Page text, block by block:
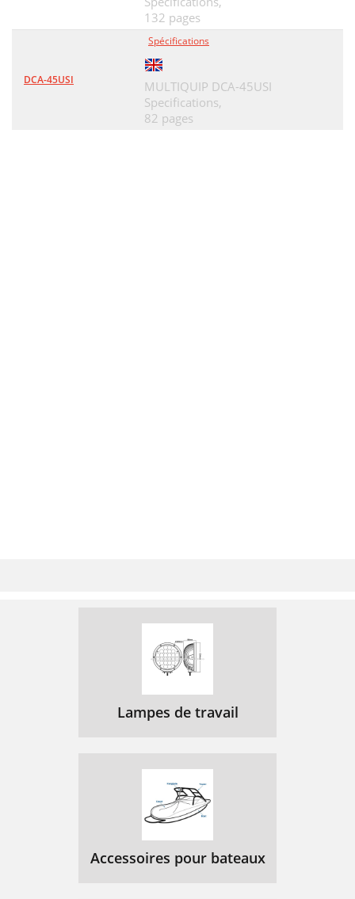
132 pages
DCA-45USI
Spécifications
MULTIQUIP DCA-45USI
Specifications,
82 pages
Lampes de travail
Accessoires pour bateaux